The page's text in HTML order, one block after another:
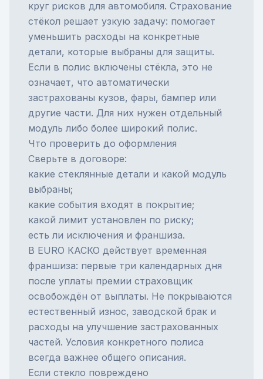
круг рисков для автомобиля. Страхование
стёкол решает узкую задачу: помогает
уменьшить расходы на конкретные
детали, которые выбраны для защиты.
Если в полис включены стёкла, это не
означает, что автоматически
застрахованы кузов, фары, бампер или
другие части. Для них нужен отдельный
модуль либо более широкий полис.
Что проверить до оформления
Сверьте в договоре:
какие стеклянные детали и какой модуль
выбраны;
какие события входят в покрытие;
какой лимит установлен по риску;
есть ли исключения и франшиза.
В EURO КАСКО действует временная
франшиза: первые три календарных дня
после уплаты премии страховщик
освобождён от выплаты. Не покрываются
естественный износ, заводской брак и
расходы на улучшение застрахованных
частей. Условия конкретного полиса
всегда важнее общего описания.
Если стекло повреждено